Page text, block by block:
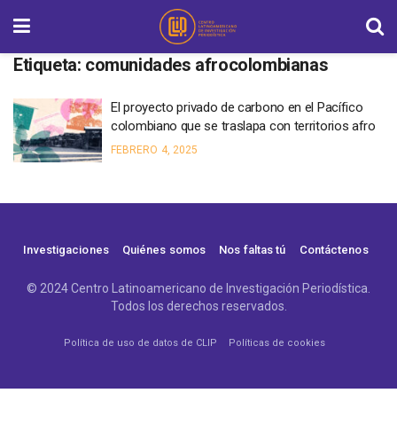
Etiqueta: comunidades afrocolombianas
El proyecto privado de carbono en el Pacífico
colombiano que se traslapa con territorios afro
FEBRERO 4, 2025
Investigaciones Quiénes somos Nos faltas tú Contáctenos
© 2024 Centro Latinoamericano de Investigación Periodística.
Todos los derechos reservados.
Política de uso de datos de CLIP Políticas de cookies